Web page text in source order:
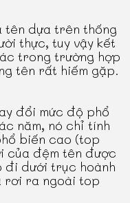
tên dựa trên thống
thực, tuy vậy kết
trong trường hợp
tên rất hiếm gặp.
đổi mức độ phổ
năm, nó chỉ tính
biến cao (top
của đệm tên được
đi dưới trục hoành
rơi ra ngoài top